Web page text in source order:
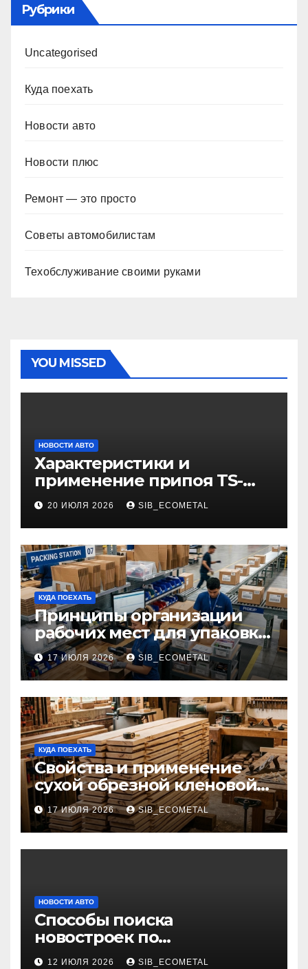
Рубрики
Uncategorised
Куда поехать
Новости авто
Новости плюс
Ремонт — это просто
Советы автомобилистам
Техобслуживание своими руками
YOU MISSED
НОВОСТИ АВТО
Характеристики и
применение припоя TS-
99.35050
20 ИЮЛЯ 2026 SIB_ECOMETAL
КУДА ПОЕХАТЬ
Принципы организации
рабочих мест для упаковки
и комплектации товаров
17 ИЮЛЯ 2026 SIB_ECOMETAL
КУДА ПОЕХАТЬ
Свойства и применение
сухой обрезной кленовой
доски в столярном деле
17 ИЮЛЯ 2026 SIB_ECOMETAL
НОВОСТИ АВТО
Способы поиска
новостроек по
индивидуальным
12 ИЮЛЯ 2026 SIB_ECOMETAL